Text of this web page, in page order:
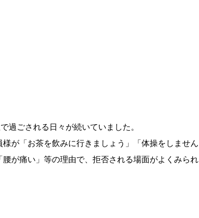
過ごされる日々が続いていました。
が「お茶を飲みに行きましょう」「体操をしません
が痛い」等の理由で、拒否される場面がよくみられ